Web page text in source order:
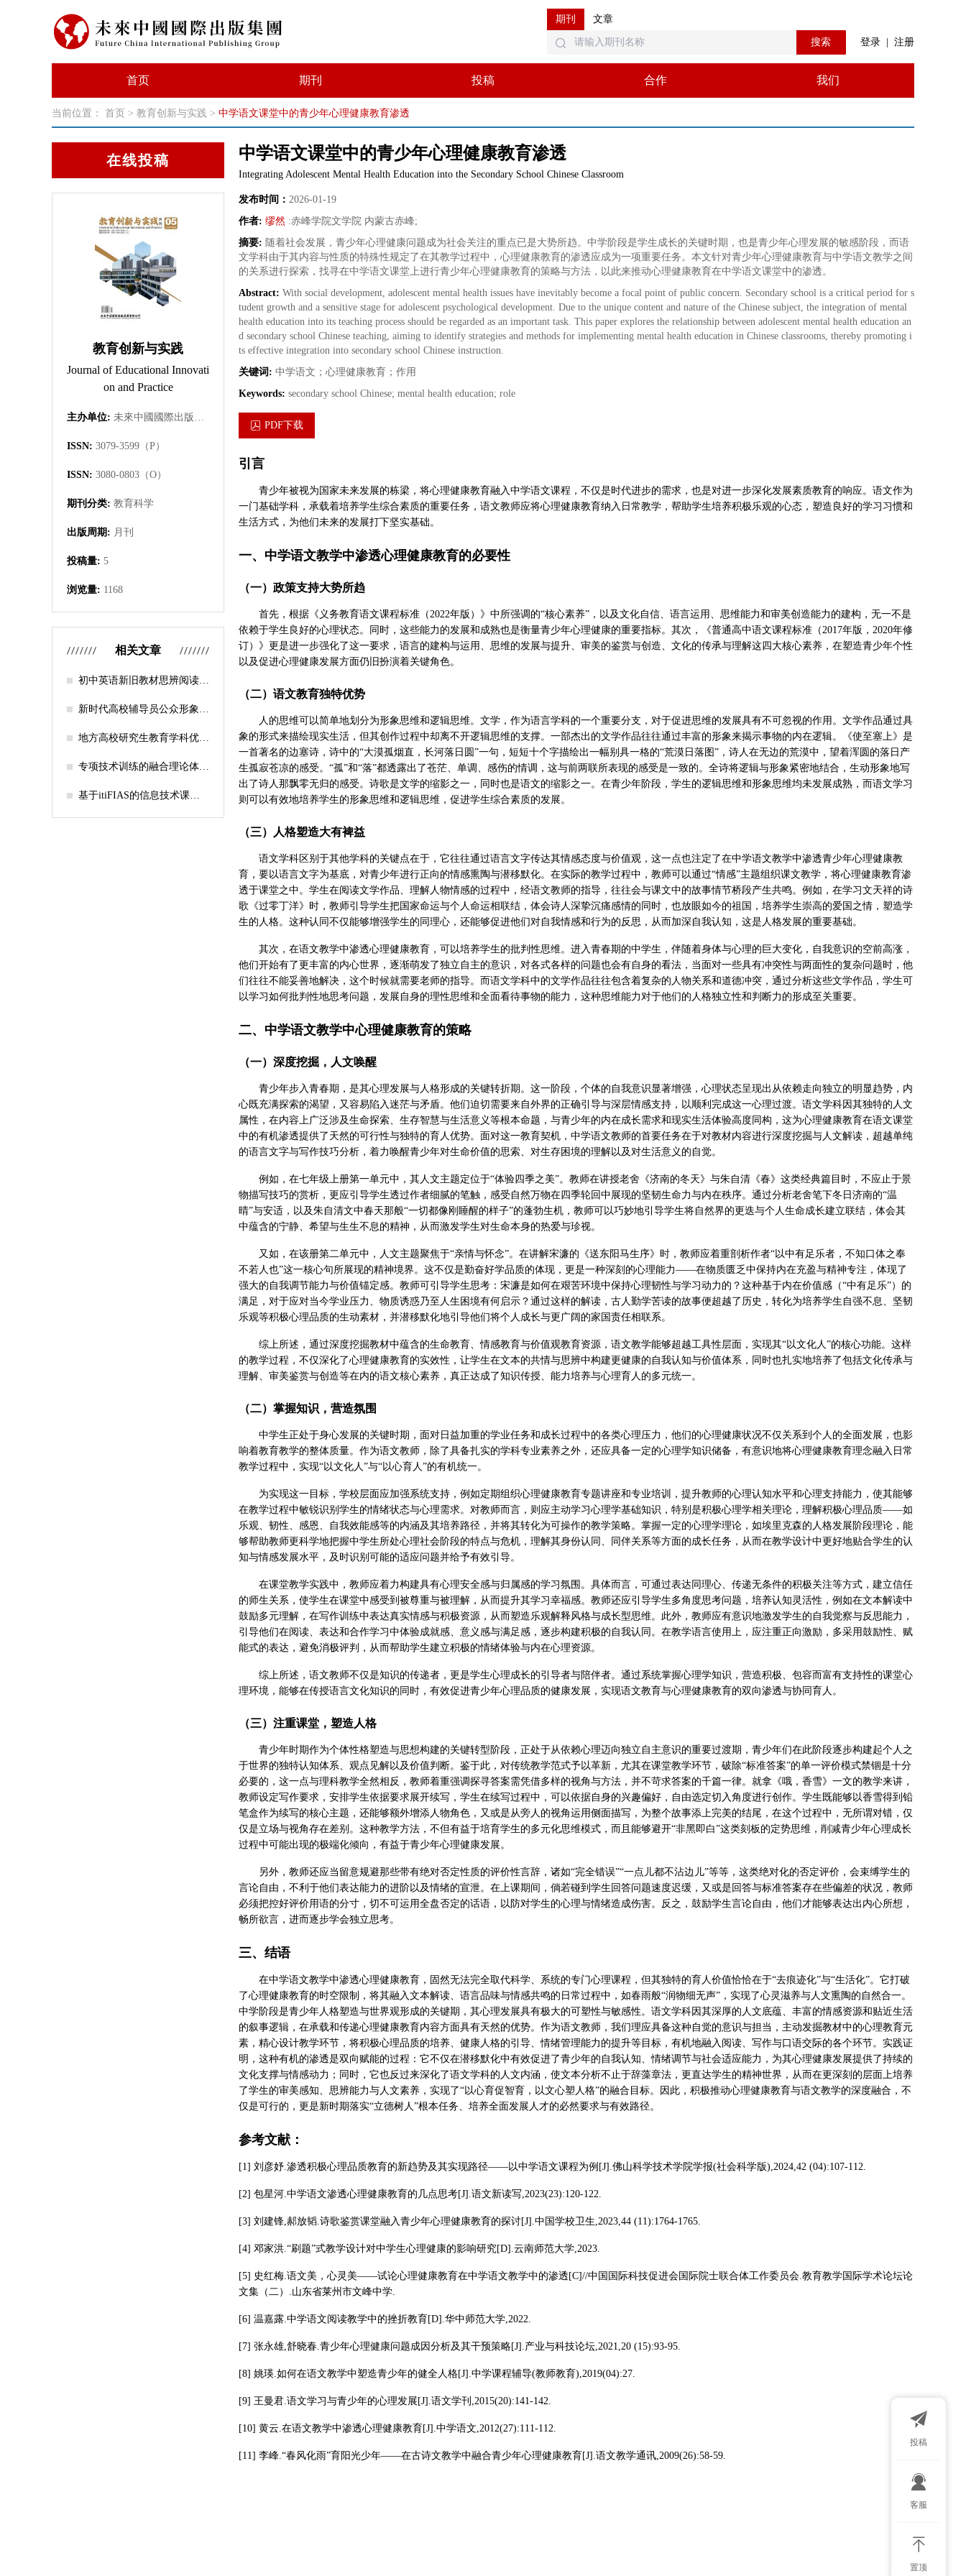
期刊 文章
搜索 登录 注册
首页 期刊 投稿 合作 我们
当前位置： 首页 > 教育创新与实践 > 中学语文课堂中的青少年心理健康教育渗透
在线投稿
教育创新与实践
Journal of Educational Innovati
on and Practice
主办单位: 未來中國國際出版集團有限公司
ISSN: 3079-3599（P）
ISSN: 3080-0803（O）
期刊分类: 教育科学
出版周期: 月刊
投稿量: 5
浏览量: 1168
相关文章
初中英语新旧教材思辨阅读任
新时代高校辅导员公众形象塑
地方高校研究生教育学科优化
径探析
专项技术训练的融合理论体系
基于itiFIAS的信息技术课堂
中学语文课堂中的青少年心理健康教育渗透
Integrating Adolescent Mental Health Education into the Secondary School Chinese Classroom
发布时间： 2026-01-19
作者: 缪然 :赤峰学院文学院 内蒙古赤峰;
摘要: 随着社会发展，青少年心理健康问题成为社会关注的重点已是大势所趋。中学阶段是学生成长的关键时期，也是青少年心理发展的敏感阶段，而语
文学科由于其内容与性质的特殊性规定了在其教学过程中，心理健康教育的渗透应成为一项重要任务。本文针对青少年心理健康教育与中学语文教学之间
的关系进行探索，找寻在中学语文课堂上进行青少年心理健康教育的策略与方法，以此来推动心理健康教育在中学语文课堂中的渗透。
Abstract: With social development, adolescent mental health issues have inevitably become a focal point of public concern. Secondary school is a critical period for s
tudent growth and a sensitive stage for adolescent psychological development. Due to the unique content and nature of the Chinese subject, the integration of mental
health education into its teaching process should be regarded as an important task. This paper explores the relationship between adolescent mental health education an
d secondary school Chinese teaching, aiming to identify strategies and methods for implementing mental health education in Chinese classrooms, thereby promoting i
ts effective integration into secondary school Chinese instruction.
关键词: 中学语文；心理健康教育；作用
Keywords: secondary school Chinese; mental health education; role
PDF下载
引言
青少年被视为国家未来发展的栋梁，将心理健康教育融入中学语文课程，不仅是时代进步的需求，也是对进一步深化发展素质教育的响应。语文作为
一门基础学科，承载着培养学生综合素质的重要任务，语文教师应将心理健康教育纳入日常教学，帮助学生培养积极乐观的心态，塑造良好的学习习惯和
生活方式，为他们未来的发展打下坚实基础。
一、中学语文教学中渗透心理健康教育的必要性
（一）政策支持大势所趋
首先，根据《义务教育语文课程标准（2022年版）》中所强调的“核心素养”，以及文化自信、语言运用、思维能力和审美创造能力的建构，无一不是
依赖于学生良好的心理状态。同时，这些能力的发展和成熟也是衡量青少年心理健康的重要指标。其次，《普通高中语文课程标准（2017年版，2020年修
订）》更是进一步强化了这一要求，语言的建构与运用、思维的发展与提升、审美的鉴赏与创造、文化的传承与理解这四大核心素养，在塑造青少年个性
以及促进心理健康发展方面仍旧扮演着关键角色。
（二）语文教育独特优势
人的思维可以简单地划分为形象思维和逻辑思维。文学，作为语言学科的一个重要分支，对于促进思维的发展具有不可忽视的作用。文学作品通过具
象的形式来描绘现实生活，但其创作过程中却离不开逻辑思维的支撑。一部杰出的文学作品往往通过丰富的形象来揭示事物的内在逻辑。《使至塞上》是
一首著名的边塞诗，诗中的“大漠孤烟直，长河落日圆”一句，短短十个字描绘出一幅别具一格的“荒漠日落图”，诗人在无边的荒漠中，望着浑圆的落日产
生孤寂苍凉的感受。“孤”和“落”都透露出了苍茫、单调、感伤的情调，这与前两联所表现的感受是一致的。全诗将逻辑与形象紧密地结合，生动形象地写
出了诗人那飘零无归的感受。诗歌是文学的缩影之一，同时也是语文的缩影之一。在青少年阶段，学生的逻辑思维和形象思维均未发展成熟，而语文学习
则可以有效地培养学生的形象思维和逻辑思维，促进学生综合素质的发展。
（三）人格塑造大有裨益
语文学科区别于其他学科的关键点在于，它往往通过语言文字传达其情感态度与价值观，这一点也注定了在中学语文教学中渗透青少年心理健康教
育，要以语言文字为基底，对青少年进行正向的情感熏陶与潜移默化。在实际的教学过程中，教师可以通过“情感”主题组织课文教学，将心理健康教育渗
透于课堂之中。学生在阅读文学作品、理解人物情感的过程中，经语文教师的指导，往往会与课文中的故事情节桥段产生共鸣。例如，在学习文天祥的诗
歌《过零丁洋》时，教师引导学生把国家命运与个人命运相联结，体会诗人深挚沉痛感情的同时，也放眼如今的祖国，培养学生崇高的爱国之情，塑造学
生的人格。这种认同不仅能够增强学生的同理心，还能够促进他们对自我情感和行为的反思，从而加深自我认知，这是人格发展的重要基础。
其次，在语文教学中渗透心理健康教育，可以培养学生的批判性思维。进入青春期的中学生，伴随着身体与心理的巨大变化，自我意识的空前高涨，
他们开始有了更丰富的内心世界，逐渐萌发了独立自主的意识，对各式各样的问题也会有自身的看法，当面对一些具有冲突性与两面性的复杂问题时，他
们往往不能妥善地解决，这个时候就需要老师的指导。而语文学科中的文学作品往往包含着复杂的人物关系和道德冲突，通过分析这些文学作品，学生可
以学习如何批判性地思考问题，发展自身的理性思维和全面看待事物的能力，这种思维能力对于他们的人格独立性和判断力的形成至关重要。
二、中学语文教学中心理健康教育的策略
（一）深度挖掘，人文唤醒
青少年步入青春期，是其心理发展与人格形成的关键转折期。这一阶段，个体的自我意识显著增强，心理状态呈现出从依赖走向独立的明显趋势，内
心既充满探索的渴望，又容易陷入迷茫与矛盾。他们迫切需要来自外界的正确引导与深层情感支持，以顺利完成这一心理过渡。语文学科因其独特的人文
属性，在内容上广泛涉及生命探索、生存智慧与生活意义等根本命题，与青少年的内在成长需求和现实生活体验高度同构，这为心理健康教育在语文课堂
中的有机渗透提供了天然的可行性与独特的育人优势。面对这一教育契机，中学语文教师的首要任务在于对教材内容进行深度挖掘与人文解读，超越单纯
的语言文字与写作技巧分析，着力唤醒青少年对生命价值的思索、对生存困境的理解以及对生活意义的自觉。
例如，在七年级上册第一单元中，其人文主题定位于“体验四季之美”。教师在讲授老舍《济南的冬天》与朱自清《春》这类经典篇目时，不应止于景
物描写技巧的赏析，更应引导学生透过作者细腻的笔触，感受自然万物在四季轮回中展现的坚韧生命力与内在秩序。通过分析老舍笔下冬日济南的“温
晴”与安适，以及朱自清文中春天那般“一切都像刚睡醒的样子”的蓬勃生机，教师可以巧妙地引导学生将自然界的更迭与个人生命成长建立联结，体会其
中蕴含的宁静、希望与生生不息的精神，从而激发学生对生命本身的热爱与珍视。
又如，在该册第二单元中，人文主题聚焦于“亲情与怀念”。在讲解宋濂的《送东阳马生序》时，教师应着重剖析作者“以中有足乐者，不知口体之奉
不若人也”这一核心句所展现的精神境界。这不仅是勤奋好学品质的体现，更是一种深刻的心理能力——在物质匮乏中保持内在充盈与精神专注，体现了
强大的自我调节能力与价值锚定感。教师可引导学生思考：宋濂是如何在艰苦环境中保持心理韧性与学习动力的？这种基于内在价值感（“中有足乐”）的
满足，对于应对当今学业压力、物质诱惑乃至人生困境有何启示？通过这样的解读，古人勤学苦读的故事便超越了历史，转化为培养学生自强不息、坚韧
乐观等积极心理品质的生动素材，并潜移默化地引导他们将个人成长与更广阔的家国责任相联系。
综上所述，通过深度挖掘教材中蕴含的生命教育、情感教育与价值观教育资源，语文教学能够超越工具性层面，实现其“以文化人”的核心功能。这样
的教学过程，不仅深化了心理健康教育的实效性，让学生在文本的共情与思辨中构建更健康的自我认知与价值体系，同时也扎实地培养了包括文化传承与
理解、审美鉴赏与创造等在内的语文核心素养，真正达成了知识传授、能力培养与心理育人的多元统一。
（二）掌握知识，营造氛围
中学生正处于身心发展的关键时期，面对日益加重的学业任务和成长过程中的各类心理压力，他们的心理健康状况不仅关系到个人的全面发展，也影
响着教育教学的整体质量。作为语文教师，除了具备扎实的学科专业素养之外，还应具备一定的心理学知识储备，有意识地将心理健康教育理念融入日常
教学过程中，实现“以文化人”与“以心育人”的有机统一。
为实现这一目标，学校层面应加强系统支持，例如定期组织心理健康教育专题讲座和专业培训，提升教师的心理认知水平和心理支持能力，使其能够
在教学过程中敏锐识别学生的情绪状态与心理需求。对教师而言，则应主动学习心理学基础知识，特别是积极心理学相关理论，理解积极心理品质——如
乐观、韧性、感恩、自我效能感等的内涵及其培养路径，并将其转化为可操作的教学策略。掌握一定的心理学理论，如埃里克森的人格发展阶段理论，能
够帮助教师更科学地把握中学生所处心理社会阶段的特点与危机，理解其身份认同、同伴关系等方面的成长任务，从而在教学设计中更好地贴合学生的认
知与情感发展水平，及时识别可能的适应问题并给予有效引导。
在课堂教学实践中，教师应着力构建具有心理安全感与归属感的学习氛围。具体而言，可通过表达同理心、传递无条件的积极关注等方式，建立信任
的师生关系，使学生在课堂中感受到被尊重与被理解，从而提升其学习幸福感。教师还应引导学生多角度思考问题，培养认知灵活性，例如在文本解读中
鼓励多元理解，在写作训练中表达真实情感与积极资源，从而塑造乐观解释风格与成长型思维。此外，教师应有意识地激发学生的自我觉察与反思能力，
引导他们在阅读、表达和合作学习中体验成就感、意义感与满足感，逐步构建积极的自我认同。在教学语言使用上，应注重正向激励，多采用鼓励性、赋
能式的表达，避免消极评判，从而帮助学生建立积极的情绪体验与内在心理资源。
综上所述，语文教师不仅是知识的传递者，更是学生心理成长的引导者与陪伴者。通过系统掌握心理学知识，营造积极、包容而富有支持性的课堂心
理环境，能够在传授语言文化知识的同时，有效促进青少年心理品质的健康发展，实现语文教育与心理健康教育的双向渗透与协同育人。
（三）注重课堂，塑造人格
青少年时期作为个体性格塑造与思想构建的关键转型阶段，正处于从依赖心理迈向独立自主意识的重要过渡期，青少年们在此阶段逐步构建起个人之
于世界的独特认知体系、观点见解以及价值判断。鉴于此，对传统教学范式予以革新，尤其在课堂教学环节，破除“标准答案”的单一评价模式禁锢是十分
必要的，这一点与理科教学全然相反，教师着重强调探寻答案需凭借多样的视角与方法，并不苛求答案的千篇一律。就拿《哦，香雪》一文的教学来讲，
教师设定写作要求，安排学生依据要求展开续写，学生在续写过程中，可以依据自身的兴趣偏好，自由选定切入角度进行创作。学生既能够以香雪得到铅
笔盒作为续写的核心主题，还能够额外增添人物角色，又或是从旁人的视角运用侧面描写，为整个故事添上完美的结尾，在这个过程中，无所谓对错，仅
仅是立场与视角存在差别。这种教学方法，不但有益于培育学生的多元化思维模式，而且能够避开“非黑即白”这类刻板的定势思维，削减青少年心理成长
过程中可能出现的极端化倾向，有益于青少年心理健康发展。
另外，教师还应当留意规避那些带有绝对否定性质的评价性言辞，诸如“完全错误”“一点儿都不沾边儿”等等，这类绝对化的否定评价，会束缚学生的
言论自由，不利于他们表达能力的进阶以及情绪的宣泄。在上课期间，倘若碰到学生回答问题速度迟缓，又或是回答与标准答案存在些偏差的状况，教师
必须把控好评价用语的分寸，切不可运用全盘否定的话语，以防对学生的心理与情绪造成伤害。反之，鼓励学生言论自由，他们才能够表达出内心所想，
畅所欲言，进而逐步学会独立思考。
三、结语
在中学语文教学中渗透心理健康教育，固然无法完全取代科学、系统的专门心理课程，但其独特的育人价值恰恰在于“去痕迹化”与“生活化”。它打破
了心理健康教育的时空限制，将其融入文本解读、语言品味与情感共鸣的日常过程中，如春雨般“润物细无声”，实现了心灵滋养与人文熏陶的自然合一。
中学阶段是青少年人格塑造与世界观形成的关键期，其心理发展具有极大的可塑性与敏感性。语文学科因其深厚的人文底蕴、丰富的情感资源和贴近生活
的叙事逻辑，在承载和传递心理健康教育内容方面具有天然的优势。作为语文教师，我们理应具备这种自觉的意识与担当，主动发掘教材中的心理教育元
素，精心设计教学环节，将积极心理品质的培养、健康人格的引导、情绪管理能力的提升等目标，有机地融入阅读、写作与口语交际的各个环节。实践证
明，这种有机的渗透是双向赋能的过程：它不仅在潜移默化中有效促进了青少年的自我认知、情绪调节与社会适应能力，为其心理健康发展提供了持续的
文化支撑与情感动力；同时，它也反过来深化了语文学科的人文内涵，使文本分析不止于辞藻章法，更直达学生的精神世界，从而在更深刻的层面上培养
了学生的审美感知、思辨能力与人文素养，实现了“以心育促智育，以文心塑人格”的融合目标。因此，积极推动心理健康教育与语文教学的深度融合，不
仅是可行的，更是新时期落实“立德树人”根本任务、培养全面发展人才的必然要求与有效路径。
参考文献：
[1] 刘彦妤.渗透积极心理品质教育的新趋势及其实现路径——以中学语文课程为例[J].佛山科学技术学院学报(社会科学版),2024,42 (04):107-112.
[2] 包星河.中学语文渗透心理健康教育的几点思考[J].语文新读写,2023(23):120-122.
[3] 刘建锋,郝放韬.诗歌鉴赏课堂融入青少年心理健康教育的探讨[J].中国学校卫生,2023,44 (11):1764-1765.
[4] 邓家洪.“刷题”式教学设计对中学生心理健康的影响研究[D].云南师范大学,2023.
[5] 史红梅.语文美，心灵美——试论心理健康教育在中学语文教学中的渗透[C]//中国国际科技促进会国际院士联合体工作委员会.教育教学国际学术论坛论
文集（二）.山东省莱州市文峰中学.
[6] 温嘉露.中学语文阅读教学中的挫折教育[D].华中师范大学,2022.
[7] 张永雄,舒晓春.青少年心理健康问题成因分析及其干预策略[J].产业与科技论坛,2021,20 (15):93-95.
[8] 姚瑛.如何在语文教学中塑造青少年的健全人格[J].中学课程辅导(教师教育),2019(04):27.
[9] 王曼君.语文学习与青少年的心理发展[J].语文学刊,2015(20):141-142.
[10] 黄云.在语文教学中渗透心理健康教育[J].中学语文,2012(27):111-112.
[11] 李峰.“春风化雨”育阳光少年——在古诗文教学中融合青少年心理健康教育[J].语文教学通讯,2009(26):58-59.
投稿
客服
置顶